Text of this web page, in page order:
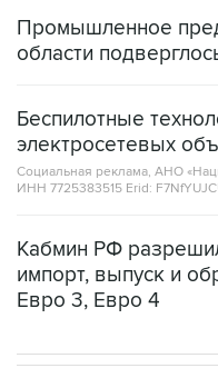
Промышленное
области
Беспилотные
электросетевых
Социальная реклама, АНО
ИНН 7725383515 Erid:
Кабмин РФ
импорт, выпуск и
Евро 3, Евро 4